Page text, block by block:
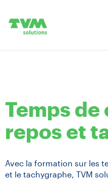
Temps
repos et
Avec la formation sur les
et le tachygraphe, TVM